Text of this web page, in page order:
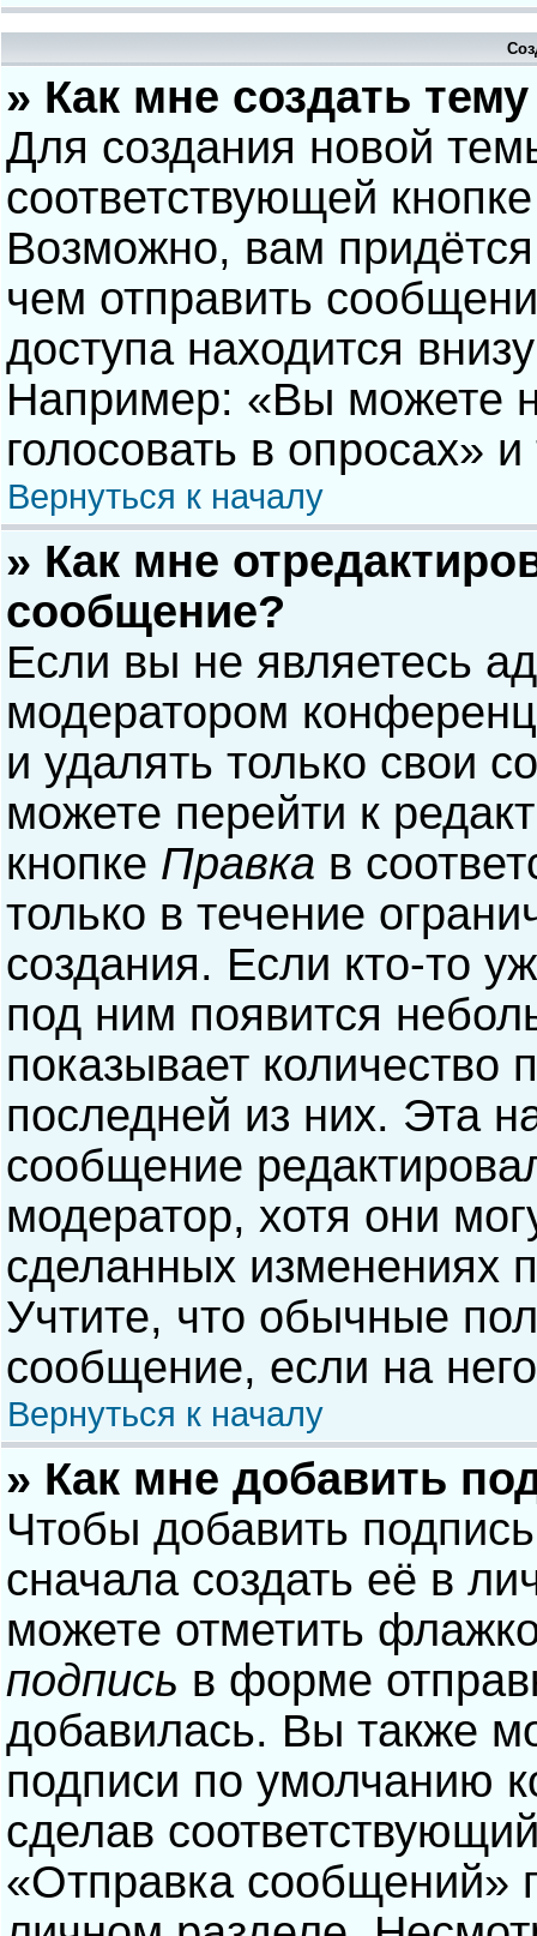
» Как мне создать
Для создания новой
соответствующей
Возможно, вам
чем отправить
доступа находится
Например: «Вы можете
голосовать в опросах» и
Вернуться к началу
» Как мне
сообщение?
Если вы не являетесь
модератором
и удалять только свои
можете перейти к
кнопке Правка в
только в течение
создания. Если кто-то
под ним появится
показывает количество
последней из них. Эта
сообщение
модератор, хотя они
сделанных изменениях
Учтите, что обычные
сообщение, если на
Вернуться к началу
» Как мне добавить
Чтобы добавить
сначала создать её в
можете отметить
подпись в форме
добавилась. Вы также
подписи по умолчанию
сделав
«Отправка сообщений»